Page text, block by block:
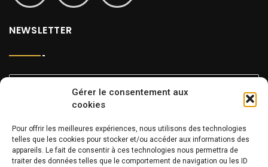
Gérer le consentement aux
cookies
Pour offrir les meilleures expériences, nous utilisons des technologies
telles que les cookies pour stocker et/ou accéder aux informations des
appareils. Le fait de consentir à ces technologies nous permettra de
traiter des données telles que le comportement de navigation ou les ID
NEWSLETTER
INFOS